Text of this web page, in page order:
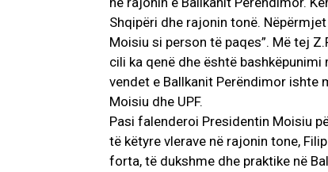
Shqipëri dhe rajonin tonë.
Moisiu si person të paqes”. Më tej
cili ka qenë dhe është
vendet e Ballkanit Perëndimor ishte
Moisiu dhe UPF.
Pasi falenderoi Presidentin Moisiu
të këtyre vlerave në rajonin tone,
forta, të dukshme dhe praktike në